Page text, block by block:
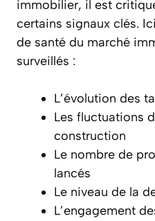
immobilier, il est
certains signaux clés.
de santé du marché
surveillés :
L’évolution des
Les fluctuations
construction
Le nombre de
lancés
Le niveau de la
L’engagement